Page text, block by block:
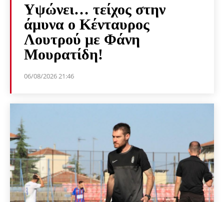
Υψώνει… τείχος στην
άμυνα ο Κένταυρος
Λουτρού με Φάνη
Μουρατίδη!
06/08/2026 21:46